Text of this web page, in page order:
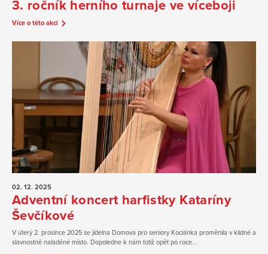
3. ročník herního turnaje ve víceboji
Více o této akci
02. 12. 2025
Adventní koncert harfistky Kataríny
Ševčíkové
V úterý 2. prosince 2025 se jídelna Domova pro seniory Kociánka proměnila v klidné a
slavnostně naladěné místo. Dopoledne k nám totiž opět po roce...